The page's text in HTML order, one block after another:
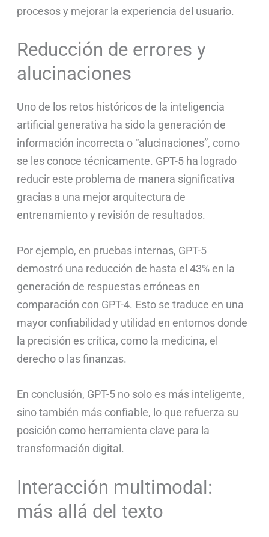
procesos y mejorar la experiencia del usuario.
Reducción de errores y
alucinaciones
Uno de los retos históricos de la inteligencia
artificial generativa ha sido la generación de
información incorrecta o “alucinaciones”, como
se les conoce técnicamente. GPT-5 ha logrado
reducir este problema de manera significativa
gracias a una mejor arquitectura de
entrenamiento y revisión de resultados.
Por ejemplo, en pruebas internas, GPT-5
demostró una reducción de hasta el 43% en la
generación de respuestas erróneas en
comparación con GPT-4. Esto se traduce en una
mayor confiabilidad y utilidad en entornos donde
la precisión es crítica, como la medicina, el
derecho o las finanzas.
En conclusión, GPT-5 no solo es más inteligente,
sino también más confiable, lo que refuerza su
posición como herramienta clave para la
transformación digital.
Interacción multimodal:
más allá del texto